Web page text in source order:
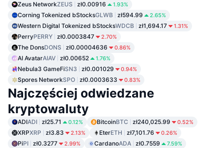
Zeus NetworkZEUS zł0.00916 1.93%
Corning Tokenized bStocksGLWB zł594.99 2.65%
Western Digital Tokenized bStocksWDCB zł1,694.17 1.31%
PerryPERRY zł0.0003847 2.70%
The DonsDONS zł0.00004636 0.86%
AI AvatarAIAV zł0.00652 1.76%
Nebula3 GameFiSN3 zł0.001029 0.94%
Spores NetworkSPO zł0.0003633 0.83%
Najczęściej odwiedzane
kryptowaluty
ADIADI zł25.71 0.12% BitcoinBTC zł240,025.99 0.52%
XRPXRP zł3.83 2.13% EterETH zł7,101.76 0.26%
PiPI zł0.3277 2.99% CardanoADA zł0.7559 7.59%